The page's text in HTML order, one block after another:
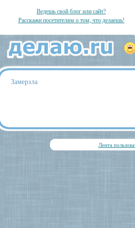
Ведешь свой блог или сайт?
Расскажи посетителям о том, что делаешь!
Замерзла
Лента